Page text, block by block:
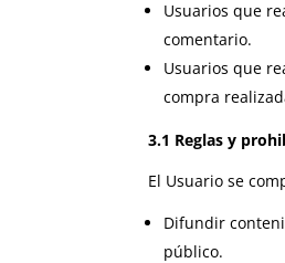
Usuarios que
comentario.
Usuarios que
compra
3.1 Reglas y
El Usuario se
Difundir
público.